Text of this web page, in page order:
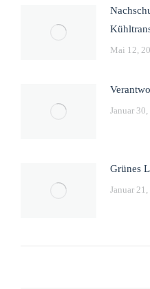
Mai 12,
Januar
Grünes
Januar